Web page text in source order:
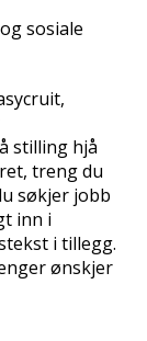
sosiale
stilling hjå
treng du
søkjer jobb
inn i
i tillegg.
ønskjer